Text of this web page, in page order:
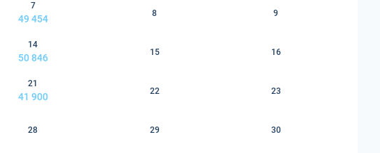
7
49 454
8 9
14
50 846
15 16
21
41 900
22 23
28 29 30